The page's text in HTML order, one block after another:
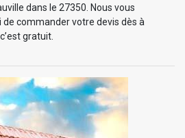
dans le 27350. Nous vous
commander votre devis dès à
gratuit.